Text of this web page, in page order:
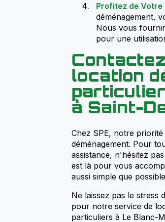
Profitez de Votre
déménagement,
Nous vous
pour une
location
à Saint-
Chez SPE, notre
déménagement. Pour
assistance, n'hésitez
est là pour vous
aussi simple que
Ne laissez pas le stress
pour notre service de
particuliers à Le Blanc-